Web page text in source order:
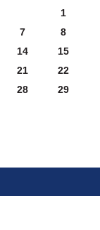
1
7
8
14
15
21
22
28
29